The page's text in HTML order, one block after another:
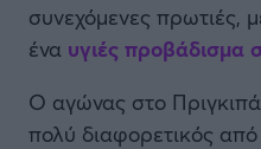
συνεχόμενες πρωτιές,
ένα υγιές προβάδισμα
Ο αγώνας στο
πολύ διαφορετικός